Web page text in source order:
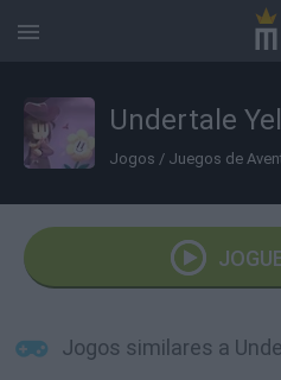
Undertale
Jogos / Juegos de
Jogos similares a